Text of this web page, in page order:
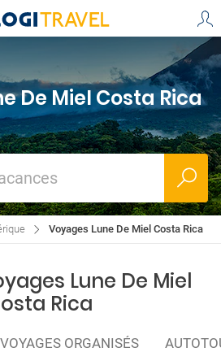
De Miel Costa Rica
Voyages Lune De Miel Costa Rica
Lune De Miel
Rica
VOYAGES ORGANISÉS